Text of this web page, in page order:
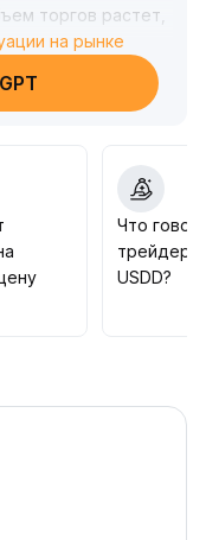
торгов растет,
0.
отличные
такими
особое
увеличения
ликвидности,
.
на рынке
Что
трейдеры
USDD?